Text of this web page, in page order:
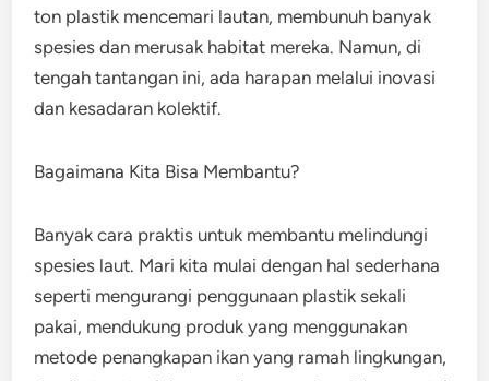
ton plastik mencemari lautan, membunuh banyak
spesies dan merusak habitat mereka. Namun, di
tengah tantangan ini, ada harapan melalui inovasi
dan kesadaran kolektif.
Bagaimana Kita Bisa Membantu?
Banyak cara praktis untuk membantu melindungi
spesies laut. Mari kita mulai dengan hal sederhana
seperti mengurangi penggunaan plastik sekali
pakai, mendukung produk yang menggunakan
metode penangkapan ikan yang ramah lingkungan,